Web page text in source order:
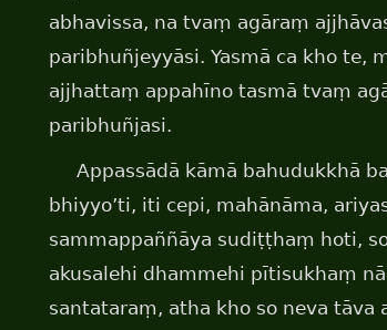
abhavissa, na tvaṃ agāraṃ
paribhuñjeyyāsi. Yasmā ca kho te,
ajjhattaṃ appahīno tasmā tvaṃ
paribhuñjasi.
Appassādā kāmā bahudukkhā
bhiyyo’ti, iti cepi, mahānāma,
sammappaññāya sudiṭṭhaṃ hoti,
akusalehi dhammehi pītisukhaṃ
santataraṃ, atha kho so neva tāva